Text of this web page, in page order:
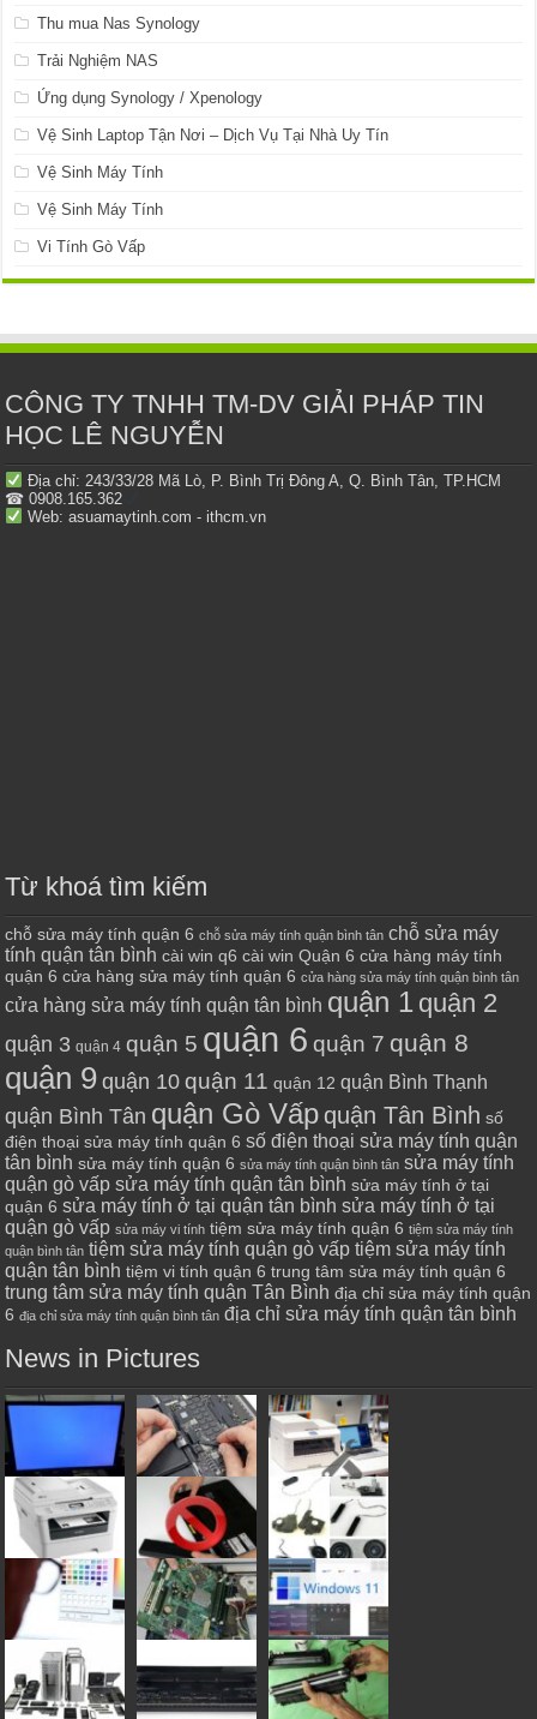
Thu mua Nas Synology
Trải Nghiệm NAS
Ứng dụng Synology / Xpenology
Vệ Sinh Laptop Tận Nơi – Dịch Vụ Tại Nhà Uy Tín
Vệ Sinh Máy Tính
Vệ Sinh Máy Tính
Vi Tính Gò Vấp
CÔNG TY TNHH TM-DV GIẢI PHÁP TIN
HỌC LÊ NGUYỄN
Địa chỉ: 243/33/28 Mã Lò, P. Bình Trị Đông A, Q. Bình Tân, TP.HCM
☎ 0908.165.362
Web: asuamaytinh.com - ithcm.vn
Từ khoá tìm kiếm
chỗ sửa máy tính quận 6 chỗ sửa máy tính quận bình tân chỗ sửa máy
tính quận tân bình cài win q6 cài win Quận 6 cửa hàng máy tính
quận 6 cửa hàng sửa máy tính quận 6 cửa hàng sửa máy tính quận bình tân
cửa hàng sửa máy tính quận tân bình quận 1 quận 2
quận 3 quận 4 quận 5 quận 6 quận 7 quận 8
quận 9 quận 10 quận 11 quận 12 quận Bình Thạnh
quận Bình Tân quận Gò Vấp quận Tân Bình số
điện thoại sửa máy tính quận 6 số điện thoại sửa máy tính quận
tân bình sửa máy tính quận 6 sửa máy tính quận bình tân sửa máy tính
quận gò vấp sửa máy tính quận tân bình sửa máy tính ở tại
quận 6 sửa máy tính ở tại quận tân bình sửa máy tính ở tại
quận gò vấp sửa máy vi tính tiệm sửa máy tính quận 6 tiệm sửa máy tính
quận bình tân tiệm sửa máy tính quận gò vấp tiệm sửa máy tính
quận tân bình tiệm vi tính quận 6 trung tâm sửa máy tính quận 6
trung tâm sửa máy tính quận Tân Bình địa chỉ sửa máy tính quận
6 địa chỉ sửa máy tính quận bình tân địa chỉ sửa máy tính quận tân bình
News in Pictures